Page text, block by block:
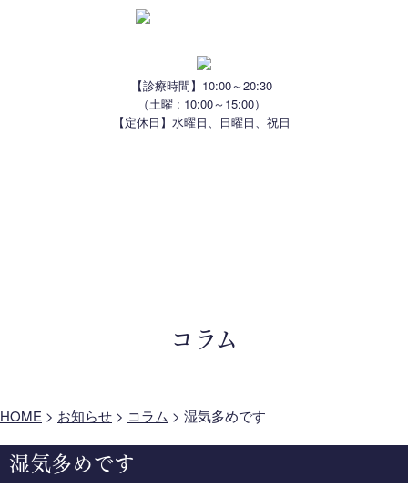
【診療時間】10:00～20:30
（土曜 : 10:00～15:00）
【定休日】水曜日、日曜日、祝日
コラム
HOME > お知らせ > コラム > 湿気多めです
湿気多めです